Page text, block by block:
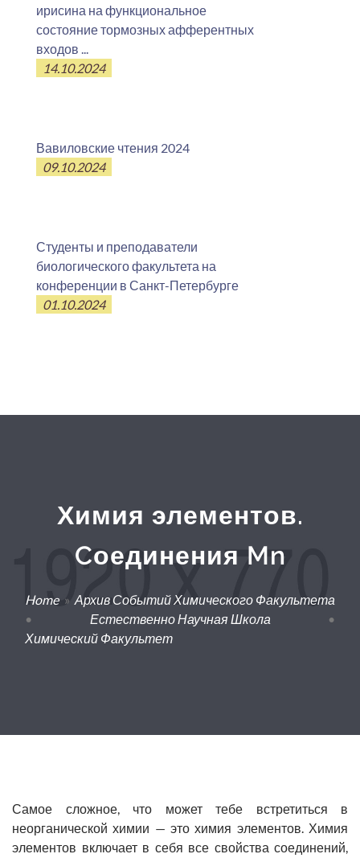
ирисина на функциональное
состояние тормозных афферентных
входов ...
14.10.2024
Вавиловские чтения 2024
09.10.2024
Студенты и преподаватели
биологического факультета на
конференции в Санкт-Петербурге
01.10.2024
Химия элементов.
Cоединения Mn
Home» Архив Событий Химического Факультета
•
Естественно Научная Школа
•
Химический Факультет
Самое сложное, что может тебе встретиться в
неорганической химии — это химия элементов. Химия
элементов включает в себя все свойства соединений,